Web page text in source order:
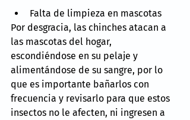
Falta de limpieza en mascotas
Por desgracia, las chinches atacan a
las mascotas del hogar,
escondiéndose en su pelaje y
alimentándose de su sangre, por lo
que es importante bañarlos con
frecuencia y revisarlo para que estos
insectos no le afecten, ni ingresen a